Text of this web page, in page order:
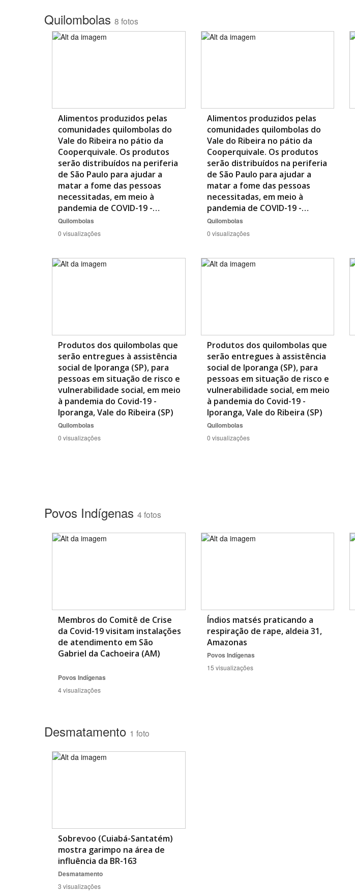
Quilombolas 8 fotos
Alimentos produzidos pelas
comunidades quilombolas do
Vale do Ribeira no pátio da
Cooperquivale. Os produtos
serão distribuídos na periferia
de São Paulo para ajudar a
matar a fome das pessoas
necessitadas, em meio à
pandemia de COVID-19 -…
Quilombolas
0 visualizações
Alimentos produzidos pelas
comunidades quilombolas do
Vale do Ribeira no pátio da
Cooperquivale. Os produtos
serão distribuídos na periferia
de São Paulo para ajudar a
matar a fome das pessoas
necessitadas, em meio à
pandemia de COVID-19 -…
Quilombolas
0 visualizações
Produtos dos quilombolas que
serão entregues à assistência
social de Iporanga (SP), para
pessoas em situação de risco e
vulnerabilidade social, em meio
à pandemia do Covid-19 -
Iporanga, Vale do Ribeira (SP)
Quilombolas
0 visualizações
Produtos dos quilombolas que
serão entregues à assistência
social de Iporanga (SP), para
pessoas em situação de risco e
vulnerabilidade social, em meio
à pandemia do Covid-19 -
Iporanga, Vale do Ribeira (SP)
Quilombolas
0 visualizações
Povos Indígenas 4 fotos
Membros do Comitê de Crise
da Covid-19 visitam instalações
de atendimento em São
Gabriel da Cachoeira (AM)
Povos Indígenas
4 visualizações
Índios matsés praticando a
respiração de rape, aldeia 31,
Amazonas
Povos Indígenas
15 visualizações
Desmatamento 1 foto
Sobrevoo (Cuiabá-Santatém)
mostra garimpo na área de
influência da BR-163
Desmatamento
3 visualizações